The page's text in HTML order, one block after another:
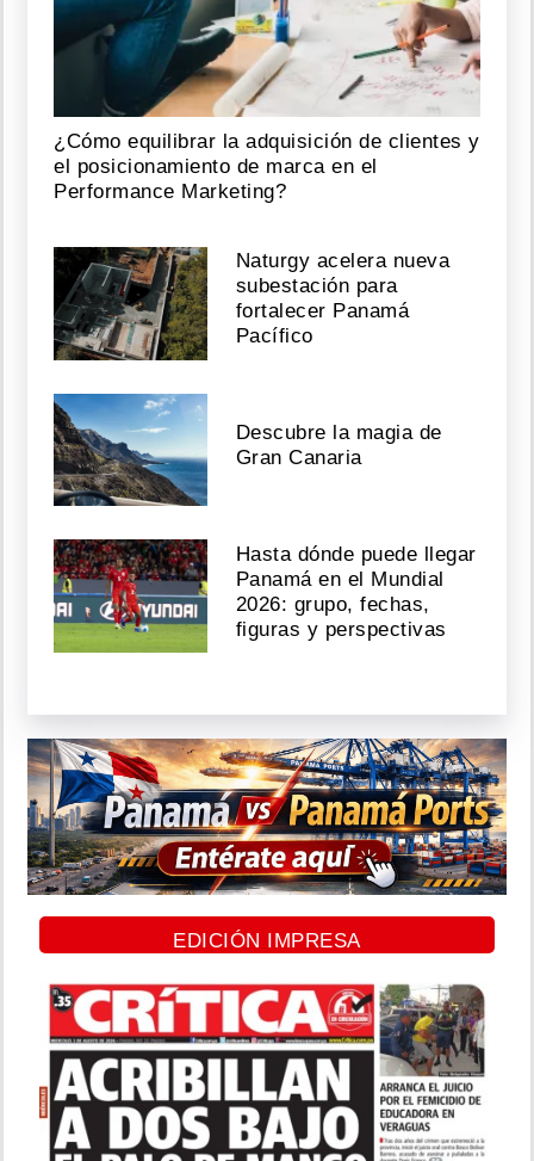
¿Cómo equilibrar la adquisición de clientes y
el posicionamiento de marca en el
Performance Marketing?
Naturgy acelera nueva
subestación para
fortalecer Panamá
Pacífico
Descubre la magia de
Gran Canaria
Hasta dónde puede llegar
Panamá en el Mundial
2026: grupo, fechas,
figuras y perspectivas
EDICIÓN IMPRESA